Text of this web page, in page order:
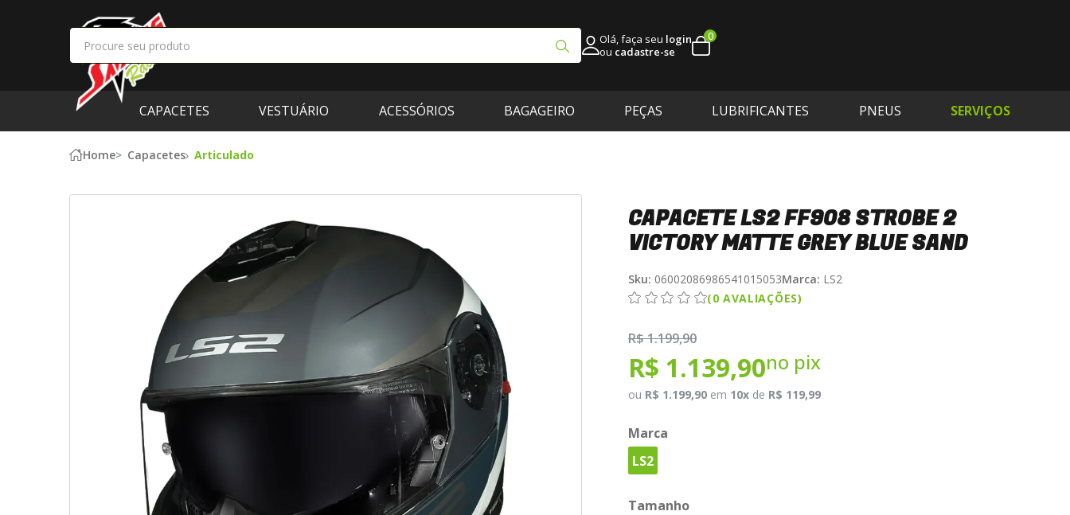
Olá, faça seu login
ou cadastre-se
0
CAPACETES VESTUÁRIO ACESSÓRIOS BAGAGEIRO PEÇAS LUBRIFICANTES PNEUS SERVIÇOS
Home Capacetes Articulado
CAPACETE LS2 FF908 STROBE 2
VICTORY MATTE GREY BLUE SAND
Sku: 06002086986541015053Marca: LS2
(0 AVALIAÇÕES)
R$ 1.199,90
R$ 1.139,90no pix
ou R$ 1.199,90 em 10x de R$ 119,99
Marca
LS2
Tamanho